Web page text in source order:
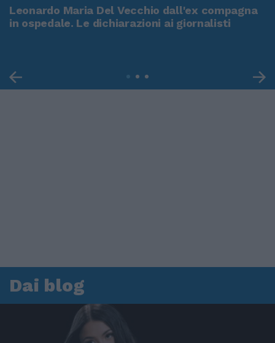
Leonardo Maria Del Vecchio dall'ex compagna
in ospedale. Le dichiarazioni ai giornalisti
Dai blog